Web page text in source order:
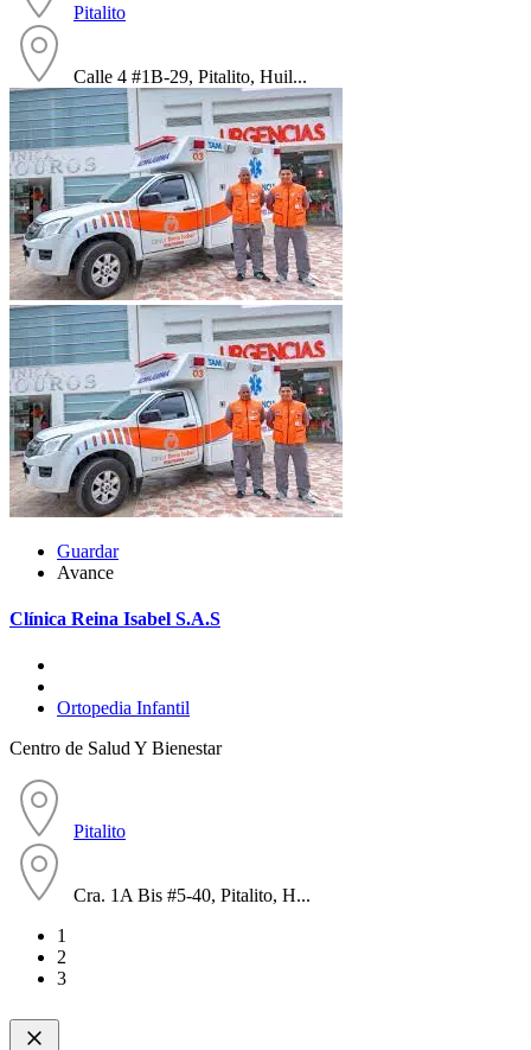
Pitalito
Calle 4 #1B-29, Pitalito, Huil...
Guardar
Avance
Clínica Reina Isabel S.A.S
Ortopedia Infantil
Centro de Salud Y Bienestar
Pitalito
Cra. 1A Bis #5-40, Pitalito, H...
1
2
3